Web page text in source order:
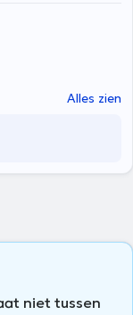
Alles zien
niet tussen